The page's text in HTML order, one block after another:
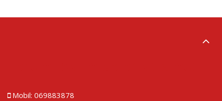
Mobil: 069883878